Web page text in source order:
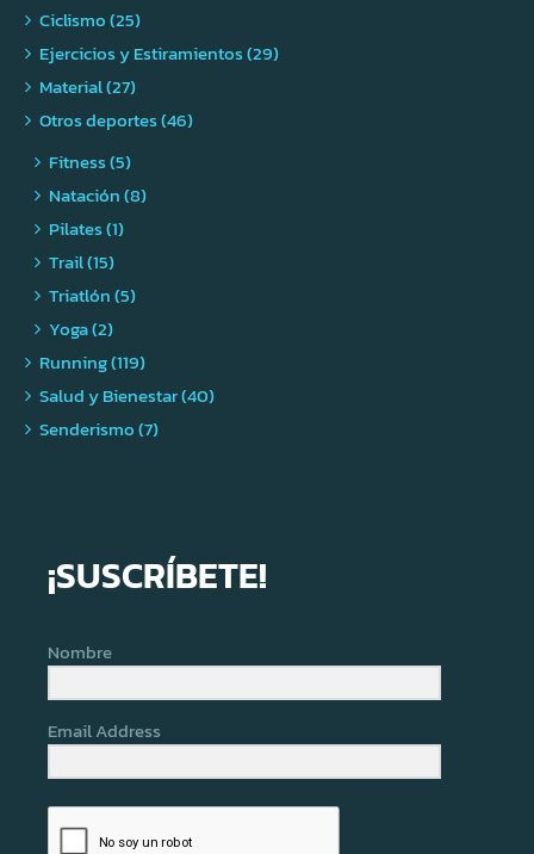
Ciclismo (25)
Ejercicios y Estiramientos (29)
Material (27)
Otros deportes (46)
Fitness (5)
Natación (8)
Pilates (1)
Trail (15)
Triatlón (5)
Yoga (2)
Running (119)
Salud y Bienestar (40)
Senderismo (7)
¡SUSCRÍBETE!
Nombre
Email Address